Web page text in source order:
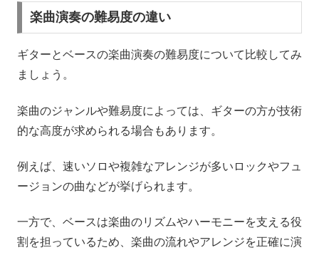
楽曲演奏の難易度の違い
ギターとベースの楽曲演奏の難易度について比較してみ
ましょう。
楽曲のジャンルや難易度によっては、ギターの方が技術
的な高度が求められる場合もあります。
例えば、速いソロや複雑なアレンジが多いロックやフュ
ージョンの曲などが挙げられます。
一方で、ベースは楽曲のリズムやハーモニーを支える役
割を担っているため、楽曲の流れやアレンジを正確に演